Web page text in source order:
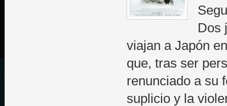
Dos
viajan a Japón
que, tras ser
renunciado a su
suplicio y la